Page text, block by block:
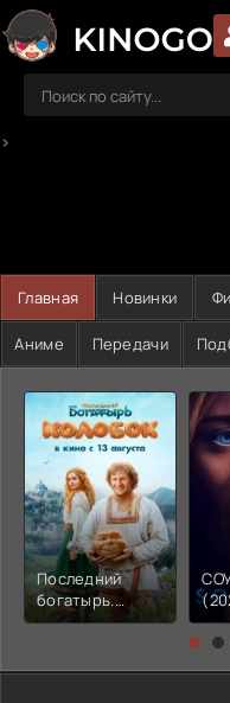
>
Главная Новинки
Аниме Передачи
Последний
богатырь.
Колобок (2026)